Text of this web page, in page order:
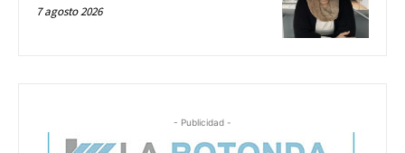
7 agosto 2026
- Publicidad -